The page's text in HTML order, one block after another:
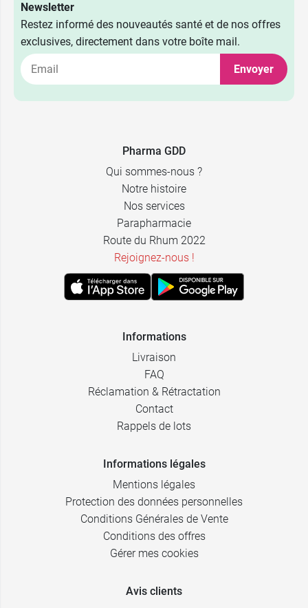
Newsletter
Restez informé des nouveautés santé et de nos offres
exclusives, directement dans votre boîte mail.
Envoyer
Pharma GDD
Qui sommes-nous ?
Notre histoire
Nos services
Parapharmacie
Route du Rhum 2022
Rejoignez-nous !
Informations
Livraison
FAQ
Réclamation & Rétractation
Contact
Rappels de lots
Informations légales
Mentions légales
Protection des données personnelles
Conditions Générales de Vente
Conditions des offres
Gérer mes cookies
Avis clients